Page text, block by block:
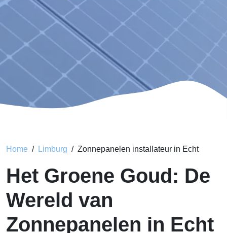
Home Limburg Zonnepanelen installateur in Echt
Het Groene Goud: De
Wereld van
Zonnepanelen in Echt